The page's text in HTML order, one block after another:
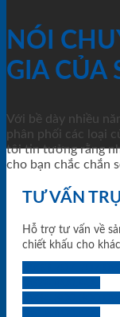
NÓI
GIA CỦA
Với bề dày nhiều
phân phối các loại
tôi tin tưởng rằng
cho bạn chắc chắn
TƯ VẤN
Hỗ trợ tư vấn về
chiết khấu cho